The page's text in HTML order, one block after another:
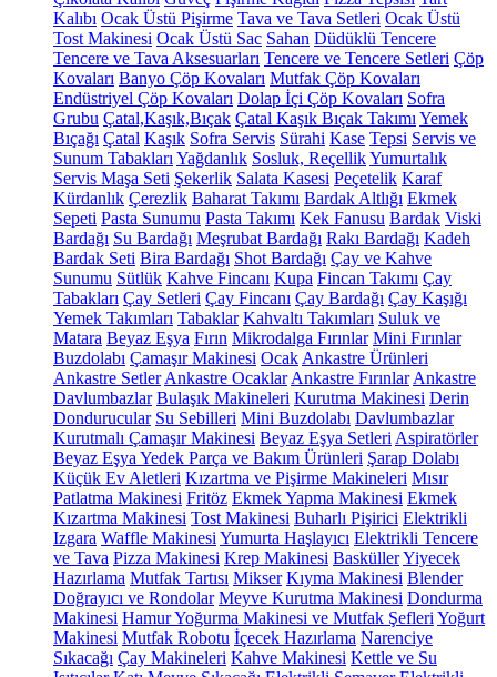
Kalıbı Ocak Üstü Pişirme Tava ve Tava Setleri Ocak Üstü
Tost Makinesi Ocak Üstü Sac Sahan Düdüklü Tencere
Tencere ve Tava Aksesuarları Tencere ve Tencere Setleri Çöp
Kovaları Banyo Çöp Kovaları Mutfak Çöp Kovaları
Endüstriyel Çöp Kovaları Dolap İçi Çöp Kovaları Sofra
Grubu Çatal,Kaşık,Bıçak Çatal Kaşık Bıçak Takımı Yemek
Bıçağı Çatal Kaşık Sofra Servis Sürahi Kase Tepsi Servis ve
Sunum Tabakları Yağdanlık Sosluk, ReçellikYumurtalık
Servis Maşa Seti Şekerlik Salata Kasesi Peçetelik Karaf
Kürdanlık Çerezlik Baharat Takımı Bardak Altlığı Ekmek
Sepeti Pasta Sunumu Pasta Takımı Kek Fanusu Bardak Viski
Bardağı Su Bardağı Meşrubat Bardağı Rakı Bardağı Kadeh
Bardak Seti Bira Bardağı Shot Bardağı Çay ve Kahve
Sunumu Sütlük Kahve Fincanı Kupa Fincan Takımı Çay
Tabakları Çay Setleri Çay Fincanı Çay Bardağı Çay Kaşığı
Yemek Takımları Tabaklar Kahvaltı Takımları Suluk ve
Matara Beyaz Eşya Fırın Mikrodalga Fırınlar Mini Fırınlar
Buzdolabı Çamaşır Makinesi Ocak Ankastre Ürünleri
Ankastre Setler Ankastre Ocaklar Ankastre Fırınlar Ankastre
Davlumbazlar Bulaşık Makineleri Kurutma Makinesi Derin
Dondurucular Su Sebilleri Mini Buzdolabı Davlumbazlar
Kurutmalı Çamaşır Makinesi Beyaz Eşya Setleri Aspiratörler
Beyaz Eşya Yedek Parça ve Bakım Ürünleri Şarap Dolabı
Küçük Ev Aletleri Kızartma ve Pişirme Makineleri Mısır
Patlatma Makinesi Fritöz Ekmek Yapma Makinesi Ekmek
Kızartma Makinesi Tost Makinesi Buharlı Pişirici Elektrikli
Izgara Waffle Makinesi Yumurta Haşlayıcı Elektrikli Tencere
ve Tava Pizza Makinesi Krep Makinesi BasküllerYiyecek
Hazırlama Mutfak Tartısı Mikser Kıyma Makinesi Blender
Doğrayıcı ve Rondolar Meyve Kurutma Makinesi Dondurma
Makinesi Hamur Yoğurma Makinesi ve Mutfak Şefleri Yoğurt
Makinesi Mutfak Robotu İçecek Hazırlama Narenciye
Sıkacağı Çay Makineleri Kahve Makinesi Kettle ve Su